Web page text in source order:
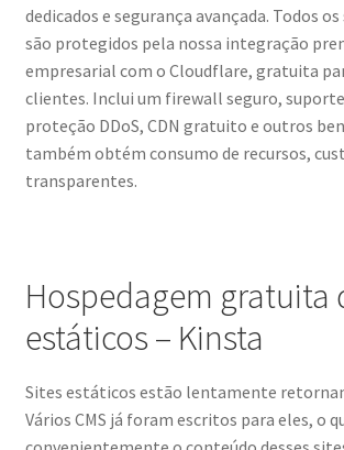
dedicados e segurança avançada. Todos
são protegidos pela nossa integração
empresarial com o Cloudflare, gratuita
clientes. Inclui um firewall seguro,
proteção DDoS, CDN gratuito e outros
também obtém consumo de recursos,
transparentes.
Hospedagem gratuita
estáticos – Kinsta
Sites estáticos estão lentamente
Vários CMS já foram escritos para eles, o